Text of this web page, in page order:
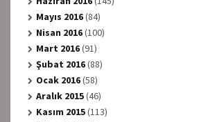
Mayıs 2016(84)
Nisan 2016(100)
Mart 2016(91)
Şubat 2016(88)
Ocak 2016(58)
Aralık 2015(46)
Kasım 2015(113)